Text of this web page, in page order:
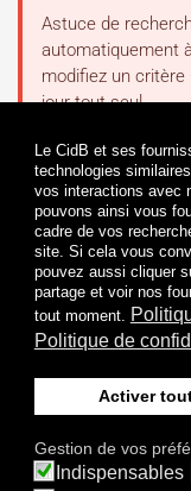
Le CidB et ses
technologies
vos interactions avec
pouvons ainsi vous
cadre de vos
site. Si cela vous
pouvez aussi cliquer
partage et voir nos
tout moment.
Politique de
Activer
Gestion de vos
Indispensables
Thématiques (choix
multiple possible)